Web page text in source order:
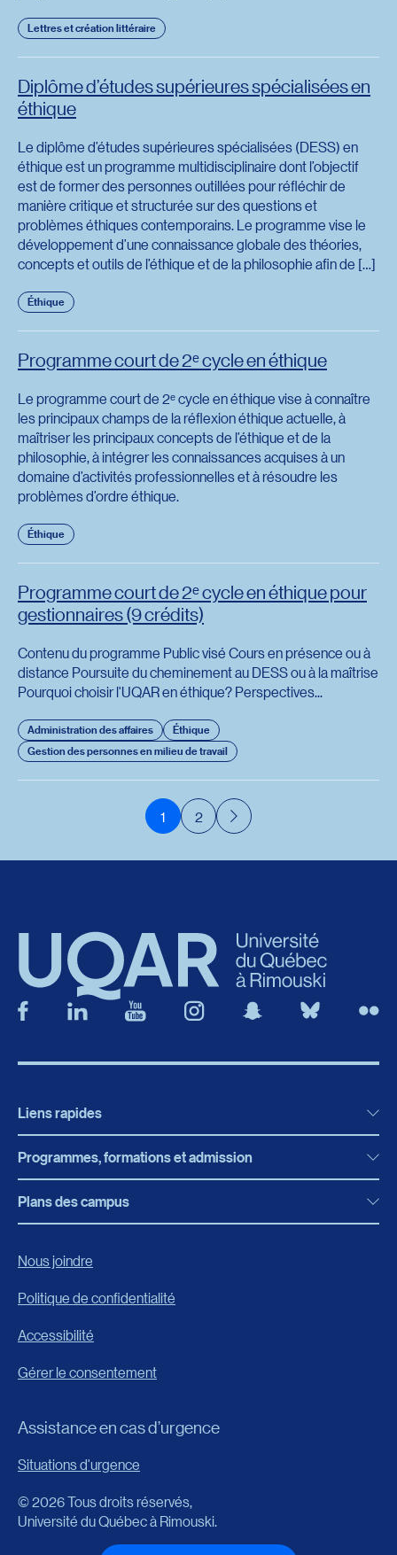
Lettres et création littéraire
Diplôme d’études supérieures spécialisées en
éthique
Le diplôme d’études supérieures spécialisées (DESS) en
éthique est un programme multidisciplinaire dont l’objectif
est de former des personnes outillées pour réfléchir de
manière critique et structurée sur des questions et
problèmes éthiques contemporains. Le programme vise le
développement d’une connaissance globale des théories,
concepts et outils de l’éthique et de la philosophie afin de […]
Éthique
Programme court de 2ᵉ cycle en éthique
Le programme court de 2ᵉ cycle en éthique vise à connaître
les principaux champs de la réflexion éthique actuelle, à
maîtriser les principaux concepts de l’éthique et de la
philosophie, à intégrer les connaissances acquises à un
domaine d’activités professionnelles et à résoudre les
problèmes d’ordre éthique.
Éthique
Programme court de 2ᵉ cycle en éthique pour
gestionnaires (9 crédits)
Contenu du programme Public visé Cours en présence ou à
distance Poursuite du cheminement au DESS ou à la maîtrise
Pourquoi choisir l'UQAR en éthique? Perspectives...
Administration des affaires
Éthique
Gestion des personnes en milieu de travail
1 2 Suivant
Liens rapides
Actualités
Bibliothèque
Boutique en ligne
Carrières
Événements
Fondation de l’UQAR
FAQ
Portail
Programmes, formations et admission
Programmes, formations et admission
Frais de scolarité
Calendrier universitaire
Horaire des cours
Plans des campus
Nous joindre
Politique de confidentialité
Accessibilité
Gérer le consentement
Assistance en cas d’urgence
Situations d'urgence
© 2026 Tous droits réservés,
Université du Québec à Rimouski.